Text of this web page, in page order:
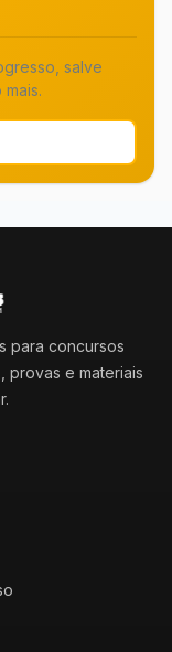
salve
para concursos
provas e materiais